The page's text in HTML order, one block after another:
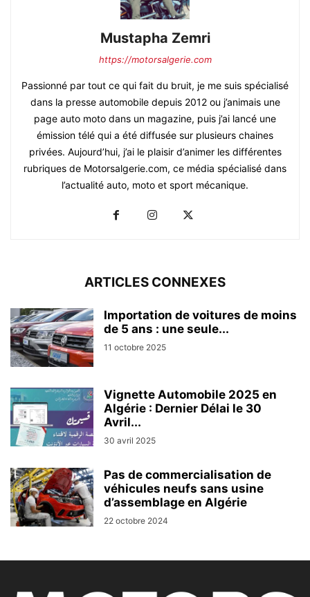
Mustapha Zemri
https://motorsalgerie.com
Passionné par tout ce qui fait du bruit, je me suis spécialisé
dans la presse automobile depuis 2012 ou j’animais une
page auto moto dans un magazine, puis j’ai lancé une
émission télé qui a été diffusée sur plusieurs chaines
privées. Aujourd’hui, j’ai le plaisir d’animer les différentes
rubriques de Motorsalgerie.com, ce média spécialisé dans
l’actualité auto, moto et sport mécanique.
ARTICLES CONNEXES
Importation de voitures de moins
de 5 ans : une seule...
11 octobre 2025
Vignette Automobile 2025 en
Algérie : Dernier Délai le 30
Avril...
30 avril 2025
Pas de commercialisation de
véhicules neufs sans usine
d’assemblage en Algérie
22 octobre 2024